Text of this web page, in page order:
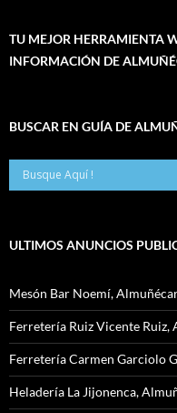
TU MEJOR HERRAMIENTA
INFORMACIÓN DE
BUSCAR EN GUÍA DE
ULTIMOS ANUNCIOS
Mesón Bar Noemí,
Ferretería Ruiz Vicente Ruiz,
Ferretería Carmen Garciolo
Heladería La Jijonenca,